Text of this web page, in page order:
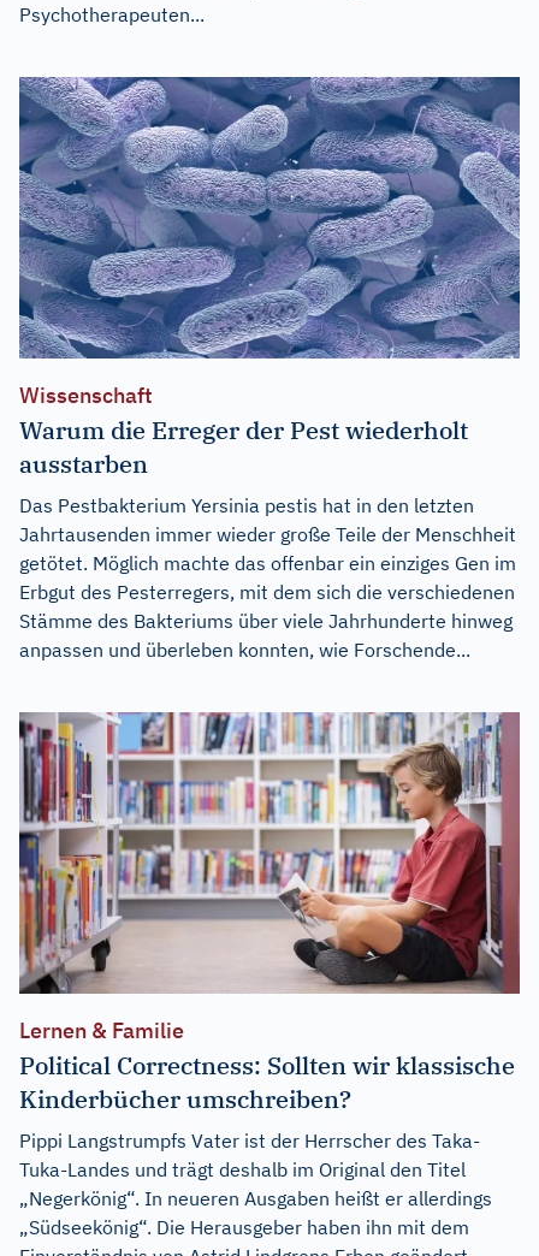
Psychotherapeuten...
Wissenschaft
Warum die Erreger der Pest wiederholt
ausstarben
Das Pestbakterium Yersinia pestis hat in den letzten
Jahrtausenden immer wieder große Teile der Menschheit
getötet. Möglich machte das offenbar ein einziges Gen im
Erbgut des Pesterregers, mit dem sich die verschiedenen
Stämme des Bakteriums über viele Jahrhunderte hinweg
anpassen und überleben konnten, wie Forschende...
Lernen & Familie
Political Correctness: Sollten wir klassische
Kinderbücher umschreiben?
Pippi Langstrumpfs Vater ist der Herrscher des Taka-
Tuka-Landes und trägt deshalb im Original den Titel
„Negerkönig“. In neueren Ausgaben heißt er allerdings
„Südseekönig“. Die Herausgeber haben ihn mit dem